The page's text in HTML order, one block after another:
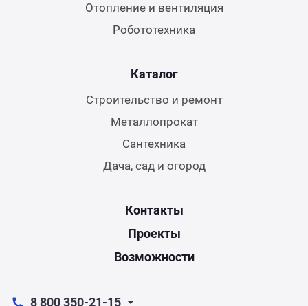
Отопление и вентиляция
Робототехника
Каталог
Строительство и ремонт
Металлопрокат
Сантехника
Дача, сад и огород
Контакты
Проекты
Возможности
8 800 350-21-15